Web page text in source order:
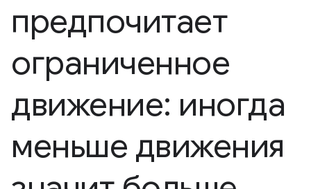
предпочитает
ограниченное
движение: иногда
меньше движения